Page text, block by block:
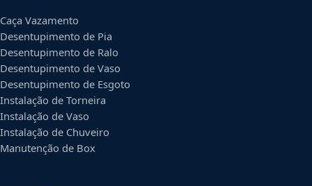
Caça Vazamento
Desentupimento de Pia
Desentupimento de Ralo
Desentupimento de Vaso
Desentupimento de Esgoto
Instalação de Torneira
Instalação de Vaso
Instalação de Chuveiro
Manutenção de Box